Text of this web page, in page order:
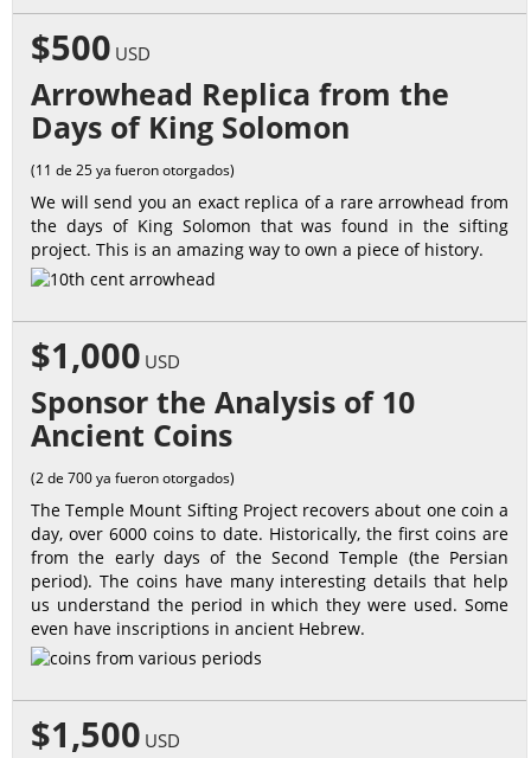
$500 USD
Arrowhead Replica from the
Days of King Solomon
(11 de 25 ya fueron otorgados)
We will send you an exact replica of a rare arrowhead from
the days of King Solomon that was found in the sifting
project. This is an amazing way to own a piece of history.
$1,000 USD
Sponsor the Analysis of 10
Ancient Coins
(2 de 700 ya fueron otorgados)
The Temple Mount Sifting Project recovers about one coin a
day, over 6000 coins to date. Historically, the first coins are
from the early days of the Second Temple (the Persian
period). The coins have many interesting details that help
us understand the period in which they were used. Some
even have inscriptions in ancient Hebrew.
$1,500 USD